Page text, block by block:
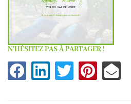
N'HÉSITEZ PAS À PARTAGER !